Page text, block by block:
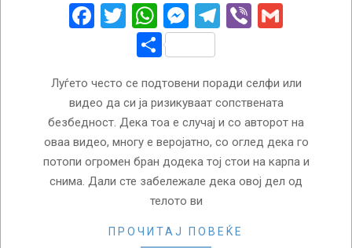
Facebook
Twitter
WhatsApp
Messenger
Telegram
Viber
Share
Луѓето често се подтовени поради селфи или
видео да си ја ризикуваат сопствената
безбедност. Дека тоа е случај и со авторот на
оваа видео, многу е веројатно, со оглед дека го
потопи огромен бран додека тој стои на карпа и
снима. Дали сте забележале дека овој дел од
телото ви
ПРОЧИТАЈ ПОВЕЌЕ